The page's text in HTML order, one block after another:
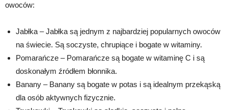
owoców:
Jabłka – Jabłka są jednym z najbardziej popularnych owoców
na świecie. Są soczyste, chrupiące i bogate w witaminy.
Pomarańcze – Pomarańcze są bogate w witaminę C i są
doskonałym źródłem błonnika.
Banany – Banany są bogate w potas i są idealnym przekąską
dla osób aktywnych fizycznie.